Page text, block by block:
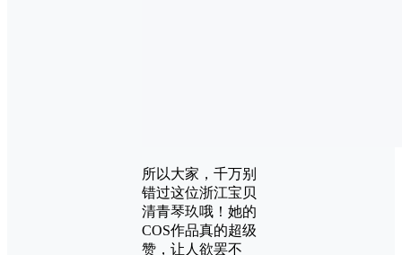
所以大家，千万别
错过这位浙江宝贝
清青琴玖哦！她的
COS作品真的超级
赞，让人欲罢不